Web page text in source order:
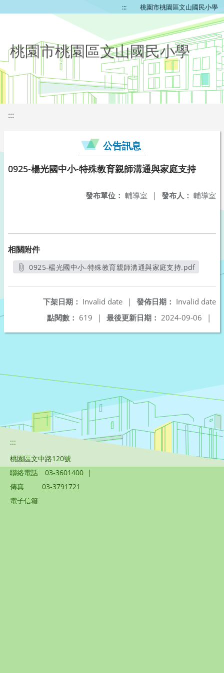
::: 桃園市桃園區文山國民小學
桃園市桃園區文山國民小學
:::
公告訊息
0925-楊光國中小-特殊教育親師溝通與家庭支持
發布人： 輔導室
發布單位： 輔導室 |
相關附件
0925-楊光國中小-特殊教育親師溝通與家庭支持.pdf
發佈日期： Invalid date
下架日期： Invalid date
|
最後更新日期： 2024-09-06 |
點閱數： 619 |
:::
桃園區文中路120號
聯絡電話
03-3601400 |
傳真
03-3791721
電子信箱